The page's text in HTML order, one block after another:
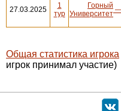
27.03.2025
1
тур
Горный
Университет
Общая статистика игрока
игрок принимал участие)